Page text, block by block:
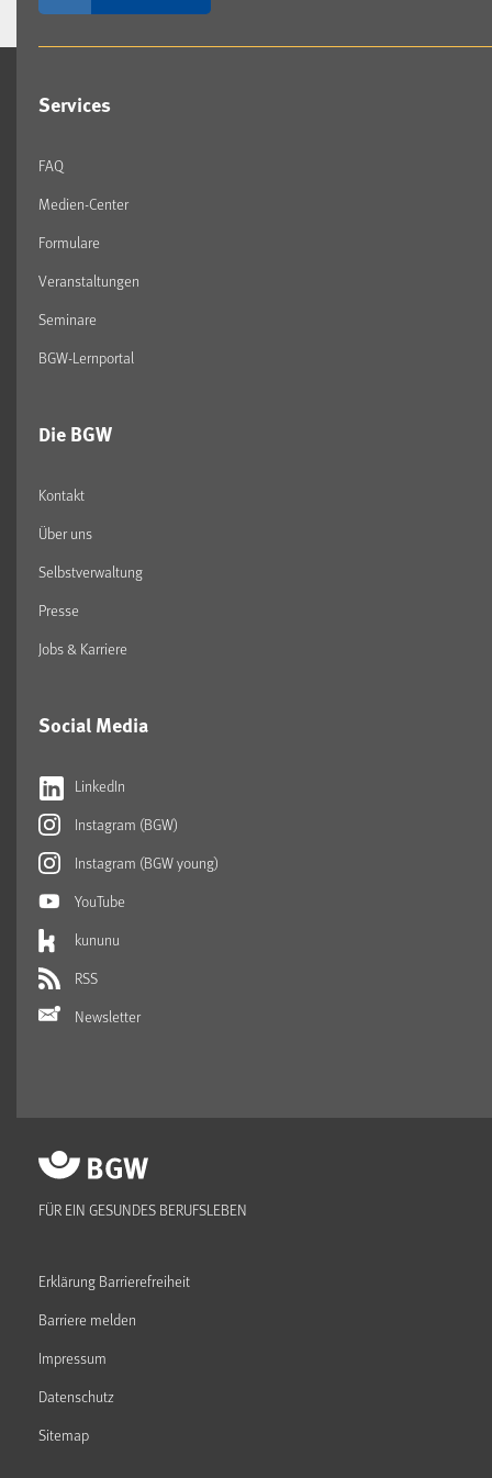
Services
FAQ
Medien-Center
Formulare
Veranstaltungen
Seminare
BGW-Lernportal
Die BGW
Kontakt
Über uns
Selbstverwaltung
Presse
Jobs & Karriere
Social Media
LinkedIn
Instagram (BGW)
Instagram (BGW young)
YouTube
kununu
RSS
Newsletter
FÜR EIN GESUNDES BERUFSLEBEN
Erklärung Barrierefreiheit
Barriere melden
Impressum
Datenschutz
Sitemap